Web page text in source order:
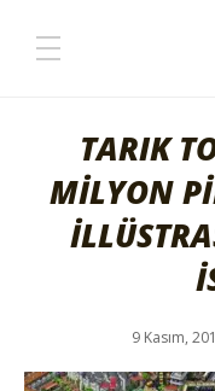
TARIK
MİLYON
9 Kasım,